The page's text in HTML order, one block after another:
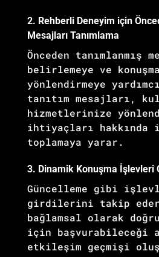
2. Rehberli Deneyim için
Mesajları Tanımlama
Önceden tanımlanmış
belirlemeye ve
yönlendirmeye
tanıtım mesajları,
hizmetlerinize
ihtiyaçları
toplamaya yarar.
3. Dinamik Konuşma İşlevleri
Güncelleme gibi
girdilerini takip
bağlamsal olarak
için başvurabileceği
etkileşim geçmişi